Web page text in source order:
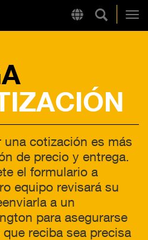
RegionHarrington
una cotización es más
de precio y entrega.
el formulario a
equipo revisará su
a un
para asegurarse
reciba sea precisa